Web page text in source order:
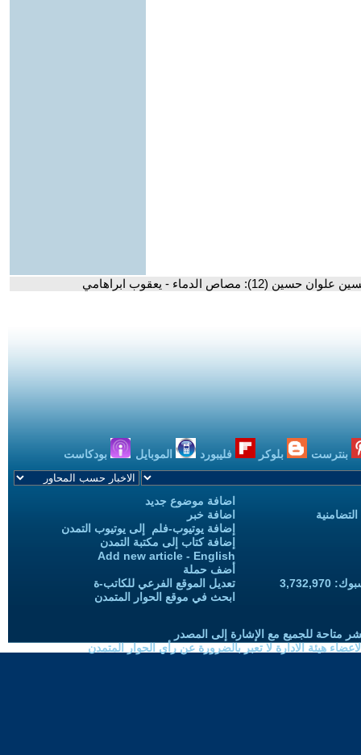
حسين (12): مصاص الدماء - يعقوب ابراهامي
بنترست بلوكر فليبورد الموبايل بودكاست
اضافة موضوع جديد
اضافة خبر
إضافة يوتيوب-فلم إلى يوتيوب التمدن
إضافة كتاب إلى مكتبة التمدن
Add new article - English
أضف حملة
تعديل الموقع الفرعي للكاتب-ة
ابحث في موقع الحوار المتمدن
متاحة للجميع مع الإشارة إلى المصدر
هيئة الادارة لا تعبر بالضرورة عن رأي الحوار المتمدن